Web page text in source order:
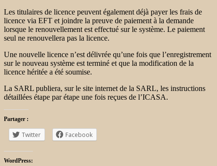
Les titulaires de licence peuvent également déjà payer les frais de
licence via EFT et joindre la preuve de paiement à la demande
lorsque le renouvellement est effectué sur le système. Le paiement
seul ne renouvellera pas la licence.
Une nouvelle licence n’est délivrée qu’une fois que l’enregistrement
sur le nouveau système est terminé et que la modification de la
licence héritée a été soumise.
La SARL publiera, sur le site internet de la SARL, les instructions
détaillées étape par étape une fois reçues de l’ICASA.
Partager :
Twitter Facebook
WordPress: